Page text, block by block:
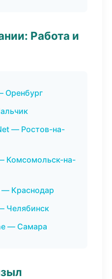
Работа и
Оренбург
— Ростов-на-
Комсомольск-на-
— Краснодар
Челябинск
— Самара